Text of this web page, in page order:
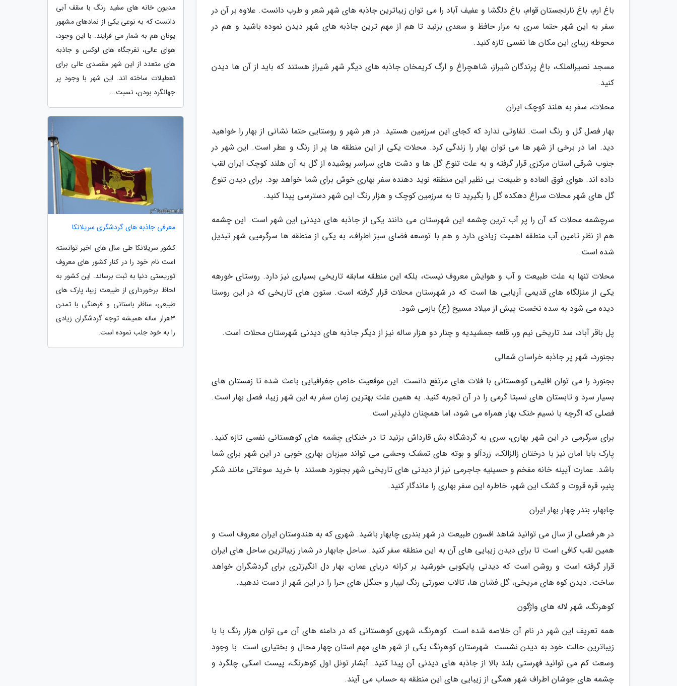
باغ ارم، باغ نارنجستان قوام، باغ دلگشا و عفیف آباد را می توان زیباترین جاذبه های شهر شعر و طرب دانست. علاوه بر آن در
سفر به این شهر حتما سری به مزار حافظ و سعدی بزنید تا هم از مهم ترین جاذبه های شهر دیدن نموده باشید و هم در
محوطه زیبای این مکان ها نفسی تازه کنید.
مسجد نصیرالملک، باغ پرندگان شیراز، شاهچراغ و ارگ کریمخان جاذبه های دیگر شهر شیراز هستند که باید از آن ها دیدن
کنید.
محلات، سفر به هلند کوچک ایران
بهار فصل گل و رنگ است. تفاوتی ندارد که کجای این سرزمین هستید. در هر شهر و روستایی حتما نشانی از بهار را خواهید
دید. اما در برخی از شهر ها می توان بهار را زندگی کرد. محلات یکی از این منطقه ها پر از رنگ و عطر است. این شهر در
جنوب شرقی استان مرکزی قرار گرفته و به علت تنوع گل ها و دشت های سراسر پوشیده از گل به آن هلند کوچک ایران لقب
داده اند. هوای فوق العاده و طبیعت بی نظیر این منطقه نوید دهنده سفر بهاری خوش برای شما خواهد بود. برای دیدن تنوع
گل های شهر محلات سراغ دهکده گل را بگیرید تا به سرزمین کوچک و هزار رنگ این شهر دسترسی پیدا کنید.
سرچشمه محلات که آن را پر آب ترین چشمه این شهرستان می دانند یکی از جاذبه های دیدنی این شهر است. این چشمه
هم از نظر تامین آب منطقه اهمیت زیادی دارد و هم با توسعه فضای سبز اطراف، به یکی از منطقه ها سرگرمیی شهر تبدیل
شده است.
محلات تنها به علت طبیعت و آب و هوایش معروف نیست، بلکه این منطقه سابقه تاریخی بسیاری نیز دارد. روستای خورهه
یکی از منزلگاه های قدیمی آریایی ها است که در شهرستان محلات قرار گرفته است. ستون های تاریخی که در این روستا
دیده می شود به سده نخست پیش از میلاد مسیح (ع) بازمی شود.
پل باقر آباد، سد تاریخی نیم ور، قلعه جمشیدیه و چنار دو هزار ساله نیز از دیگر جاذبه های دیدنی شهرستان محلات است.
بجنورد، شهر پر جاذبه خراسان شمالی
بجنورد را می توان اقلیمی کوهستانی با فلات های مرتفع دانست. این موقعیت خاص جغرافیایی باعث شده تا زمستان های
بسیار سرد و تابستان های نسبتا گرمی را در آن تجربه کنید. به همین علت بهترین زمان سفر به این شهر زیبا، فصل بهار است.
فصلی که اگرچه با نسیم خنک بهار همراه می شود، اما همچنان دلپذیر است.
برای سرگرمی در این شهر بهاری، سری به گردشگاه بش قارداش بزنید تا در خنکای چشمه های کوهستانی نفسی تازه کنید.
پارک بابا امان نیز با درختان زالزالک، زردآلو و بوته های تمشک وحشی می تواند میزبان بهاری خوبی در این شهر برای شما
باشد. عمارت آیینه خانه مفخم و حسینیه جاجرمی نیز از دیدنی های تاریخی شهر بجنورد هستند. با خرید سوغاتی مانند شکر
پنیر، قره قروت و کشک این شهر، خاطره این سفر بهاری را ماندگار کنید.
چابهار، بندر چهار بهار ایران
در هر فصلی از سال می توانید شاهد افسون طبیعت در شهر بندری چابهار باشید. شهری که به هندوستان ایران معروف است و
همین لقب کافی است تا برای دیدن زیبایی های آن به این منطقه سفر کنید. ساحل جابهار در شمار زیباترین ساحل های ایران
قرار گرفته است و روشن است که دیدنی پایکوبی خورشید بر کرانه دریای عمان، بهار دل انگیزتری برای گردشگران خواهد
ساخت. دیدن کوه های مریخی، گل فشان ها، تالاب صورتی رنگ لیپار و جنگل های حرا را در این شهر از دست ندهید.
کوهرنگ، شهر لاله های واژگون
همه تعریف این شهر در نام آن خلاصه شده است. کوهرنگ، شهری کوهستانی که در دامنه های آن می توان هزار رنگ با با
زیباترین حالت خود به دیدن نشست. شهرستان کوهرنگ یکی از شهر های مهم استان چهار محال و بختیاری است. با وجود
وسعت کم می توانید فهرستی بلند بالا از جاذبه های دیدنی آن پیدا کنید. آبشار تونل اول کوهرنگ، پیست اسکی چلگرد و
چشمه های جوشان اطراف شهر همگی از زیبایی های این منطقه به حساب می آیند.
مدیون خانه های سفید رنگ با سقف آبی
دانست که به نوعی یکی از نمادهای مشهور
یونان هم به شمار می فرایند. با این وجود،
هوای عالی، تفرجگاه های لوکس و جاذبه
های متعدد از این شهر مقصدی عالی برای
تعطیلات ساخته اند. این شهر با وجود پر
جهانگرد بودن، نسبت...
معرفی جاذبه های گردشگری سریلانکا
کشور سریلانکا طی سال های اخیر توانسته
است نام خود را در کنار کشور های معروف
توریستی دنیا به ثبت برساند. این کشور به
لحاظ برخورداری از طبیعت زیبا، پارک های
طبیعی، مناظر باستانی و فرهنگی با تمدن
3‬هزار ساله همیشه توجه گردشگران زیادی
را به خود جلب نموده است.